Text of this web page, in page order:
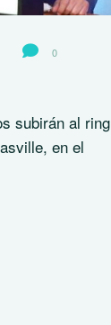
0
subirán al ring
en el